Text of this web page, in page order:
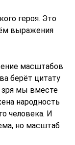
героя. Это
выражения
масштабов
берёт цитату
зря мы вместе
народность
человека. И
но масштаб